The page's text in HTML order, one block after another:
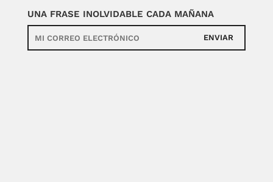
UNA FRASE INOLVIDABLE CADA MAÑANA
ENVIAR